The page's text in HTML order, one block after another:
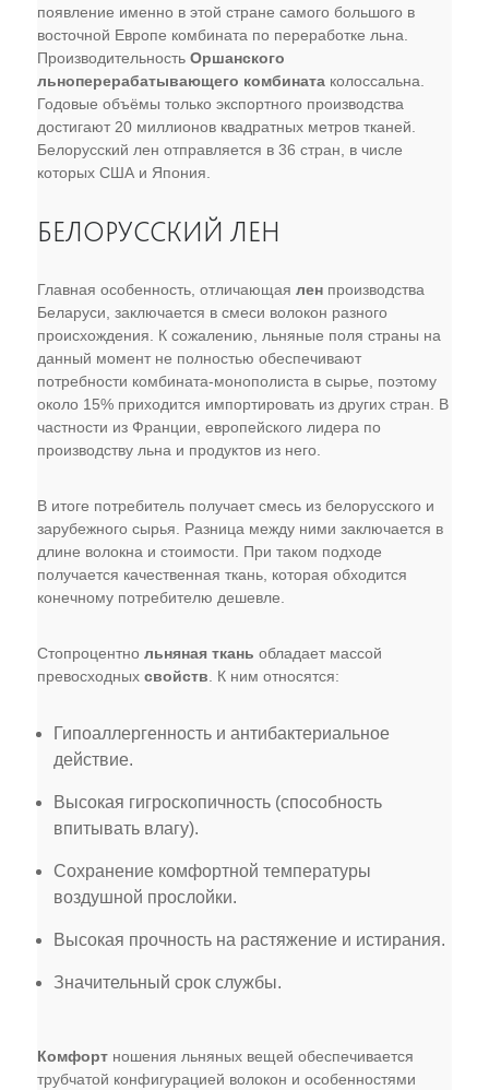
появление именно в этой стране самого большого в
восточной Европе комбината по переработке льна.
Производительность Оршанского
льноперерабатывающего комбината колоссальна.
Годовые объёмы только экспортного производства
достигают 20 миллионов квадратных метров тканей.
Белорусский лен отправляется в 36 стран, в числе
которых США и Япония.
БЕЛОРУССКИЙ ЛЕН
Главная особенность, отличающая лен производства
Беларуси, заключается в смеси волокон разного
происхождения. К сожалению, льняные поля страны на
данный момент не полностью обеспечивают
потребности комбината-монополиста в сырье, поэтому
около 15% приходится импортировать из других стран. В
частности из Франции, европейского лидера по
производству льна и продуктов из него.
В итоге потребитель получает смесь из белорусского и
зарубежного сырья. Разница между ними заключается в
длине волокна и стоимости. При таком подходе
получается качественная ткань, которая обходится
конечному потребителю дешевле.
Стопроцентно льняная ткань обладает массой
превосходных свойств . К ним относятся:
Гипоаллергенность и антибактериальное
действие.
Высокая гигроскопичность (способность
впитывать влагу).
Сохранение комфортной температуры
воздушной прослойки.
Высокая прочность на растяжение и истирания.
Значительный срок службы.
Комфорт ношения льняных вещей обеспечивается
трубчатой конфигурацией волокон и особенностями